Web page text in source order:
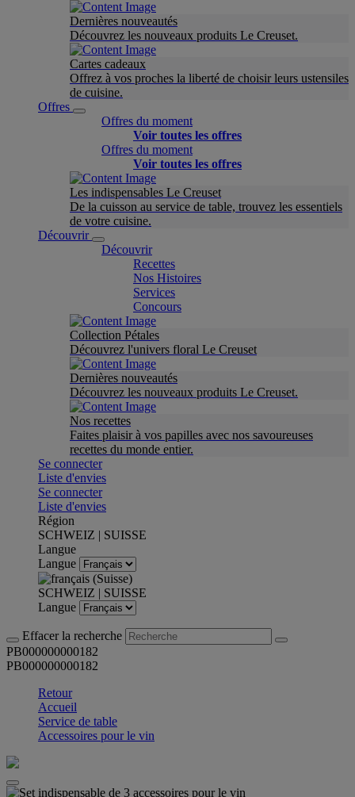
Dernières nouveautés
Découvrez les nouveaux produits Le Creuset.
Cartes cadeaux
Offrez à vos proches la liberté de choisir leurs ustensiles
de cuisine.
Offres
Offres du moment
Voir toutes les offres
Offres du moment
Voir toutes les offres
Les indispensables Le Creuset
De la cuisson au service de table, trouvez les essentiels
de votre cuisine.
Découvrir
Découvrir
Recettes
Nos Histoires
Services
Concours
Collection Pétales
Découvrez l'univers floral Le Creuset
Dernières nouveautés
Découvrez les nouveaux produits Le Creuset.
Nos recettes
Faites plaisir à vos papilles avec nos savoureuses
recettes du monde entier.
Se connecter
Liste d'envies
Se connecter
Liste d'envies
Région
SCHWEIZ | SUISSE
Langue
Langue
SCHWEIZ | SUISSE
Langue
Effacer la recherche
PB000000000182
PB000000000182
Retour
Accueil
Service de table
Accessoires pour le vin